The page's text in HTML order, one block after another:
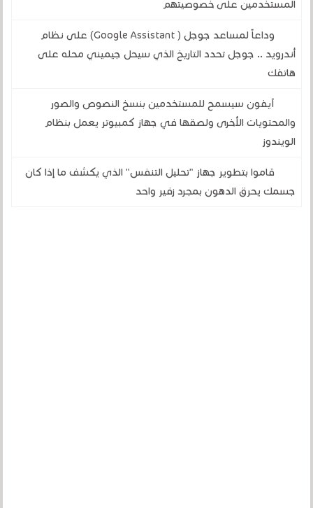
المستخدمين على خصوصيتهم
وداعاً لمساعد جوجل ( Google Assistant) على نظام
أندرويد .. جوجل تحدد التاريخ الذي سيحل جيميني محله على
هاتفك
آيفون سيسمح للمستخدمين بنسخ النصوص والصور
والمحتويات الأخرى ولصقها في جهاز كمبيوتر يعمل بنظام
الويندوز
قاموا بتطوير جهاز "تحليل التنفس" الذي يكشف ما إذا كان
جسمك يحرق الدهون بمجرد زفير واحد